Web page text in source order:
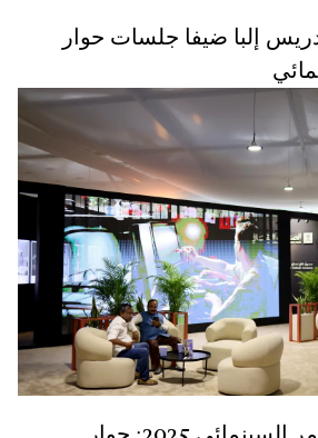
إلبا ضيفا جلسات حوار